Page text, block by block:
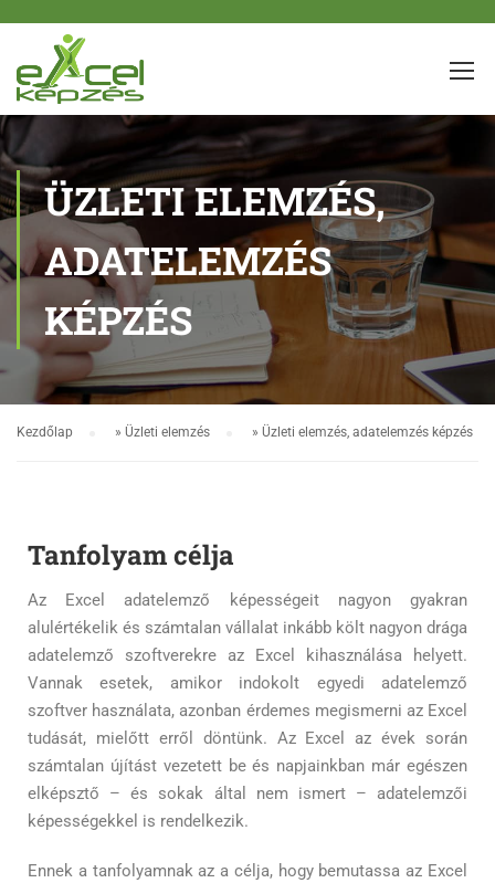
ÜZLETI ELEMZÉS,
ADATELEMZÉS
KÉPZÉS
Kezdőlap » Üzleti elemzés » Üzleti elemzés, adatelemzés képzés
Tanfolyam célja
Az Excel adatelemző képességeit nagyon gyakran
alulértékelik és számtalan vállalat inkább költ nagyon drága
adatelemző szoftverekre az Excel kihasználása helyett.
Vannak esetek, amikor indokolt egyedi adatelemző
szoftver használata, azonban érdemes megismerni az Excel
tudását, mielőtt erről döntünk. Az Excel az évek során
számtalan újítást vezetett be és napjainkban már egészen
elképsztő – és sokak által nem ismert – adatelemzői
képességekkel is rendelkezik.
Ennek a tanfolyamnak az a célja, hogy bemutassa az Excel